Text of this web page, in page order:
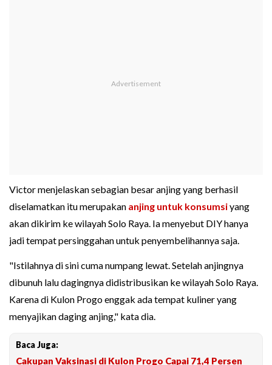
Victor menjelaskan sebagian besar anjing yang berhasil
diselamatkan itu merupakan anjing untuk konsumsiyang
akan dikirim ke wilayah Solo Raya. Ia menyebut DIY hanya
jadi tempat persinggahan untuk penyembelihannya saja.
"Istilahnya di sini cuma numpang lewat. Setelah anjingnya
dibunuh lalu dagingnya didistribusikan ke wilayah Solo Raya.
Karena di Kulon Progo enggak ada tempat kuliner yang
menyajikan daging anjing," kata dia.
Baca Juga:
Cakupan Vaksinasi di Kulon Progo Capai 71,4 Persen